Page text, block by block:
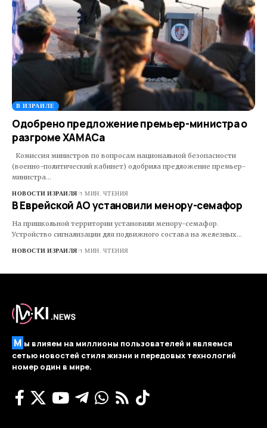
В ИЗРАИЛЕ
Одобрено предложение премьер-министра о
разгроме ХАМАСа
Комиссия министров по вопросам национальной безопасности
(военно-политический кабинет) одобрила предложение премьер-
министра…
НОВОСТИ ИЗРАИЛЯ 1 МИН. ЧТЕНИЯ
В Еврейской АО установили менору-семафор
На пришкольной территории установили менору-семафор.
Устройство сигнализации для подвижного состава на железных…
НОВОСТИ ИЗРАИЛЯ 1 МИН. ЧТЕНИЯ
М ы влияем на миллионы пользователей и являемся
сетью новостей стиля жизни и передовых технологий
номер один в мире.